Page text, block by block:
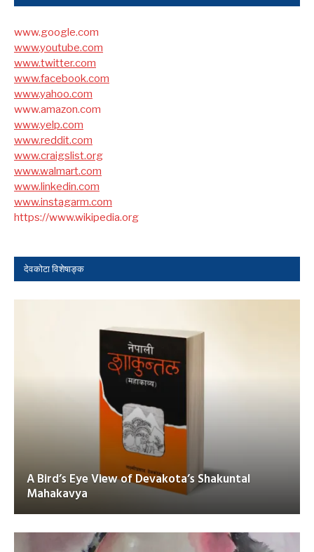
www.google.com
www.youtube.com
www.twitter.com
www.facebook.com
www.yahoo.com
www.amazon.com
www.yelp.com
www.reddit.com
www.craigslist.org
www.walmart.com
www.linkedin.com
www.instagarm.com
https://www.wikipedia.org
देवकोटा विशेषाङ्क
A Bird’s Eye View of Devakota’s Shakuntal
Mahakavya